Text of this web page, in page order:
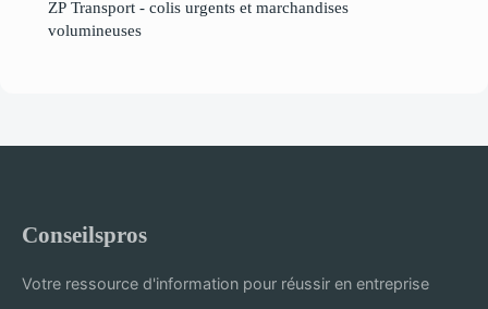
ZP Transport - colis urgents et marchandises
volumineuses
Conseilspros
Votre ressource d'information pour réussir en entreprise